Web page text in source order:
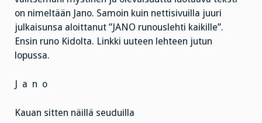
on nimeltään Jano. Samoin kuin nettisivuilla juuri
julkaisunsa aloittanut ”JANO runouslehti kaikille”.
Ensin runo Kidolta. Linkki uuteen lehteen jutun
lopussa.
J a n o
Kauan sitten näillä seuduilla